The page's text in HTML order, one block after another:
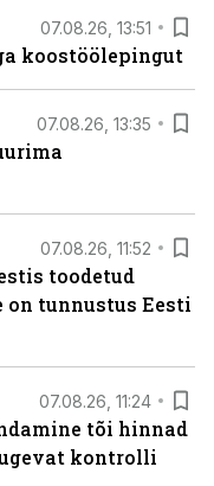
07.08.26, 13:51
koostöölepingut
07.08.26, 13:35
07.08.26, 11:52
toodetud
tunnustus Eesti
07.08.26, 11:24
tõi hinnad
kontrolli